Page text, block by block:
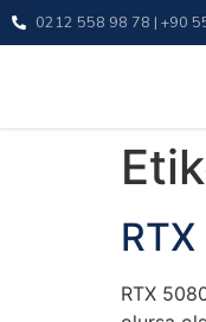
0212 558 98 78 | +90
RTX